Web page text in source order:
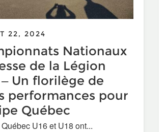
inspiré à courir 100 marathons
22, 2024
Nationaux
de la Légion
Un florilège de
performances pour
Québec
Québec U16 et U18 ont...